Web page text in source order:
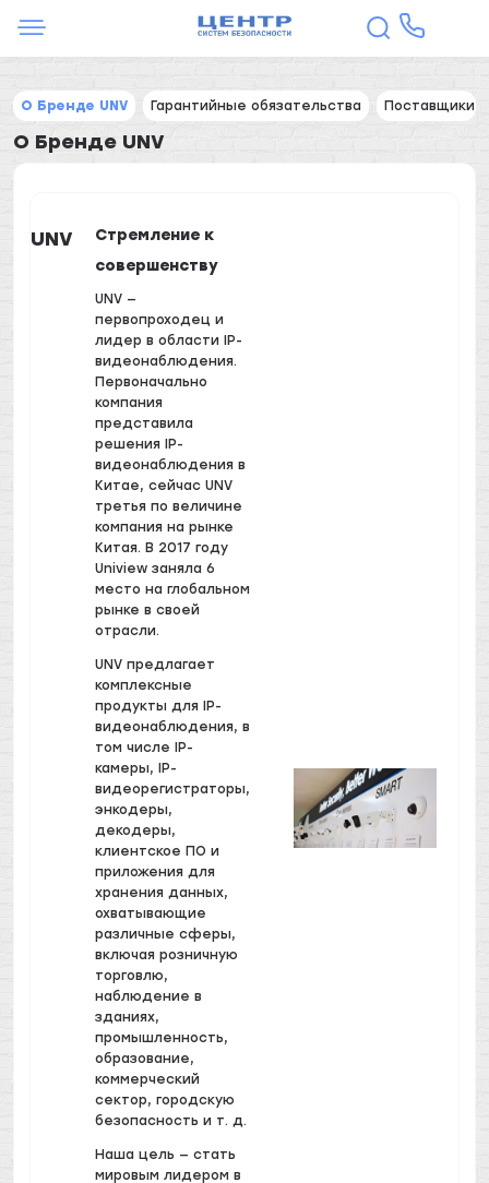
О Бренде UNV Гарантийные обязательства Поставщики
О Бренде UNV
UNV
Стремление к
совершенству
UNV —
первопроходец и
лидер в области IP-
видеонаблюдения.
Первоначально
компания
представила
решения IP-
видеонаблюдения в
Китае, сейчас UNV
третья по величине
компания на рынке
Китая. В 2017 году
Uniview заняла 6
место на глобальном
рынке в своей
отрасли.
UNV предлагает
комплексные
продукты для IP-
видеонаблюдения, в
том числе IP-
камеры, IP-
видеорегистраторы,
энкодеры,
декодеры,
клиентское ПО и
приложения для
хранения данных,
охватывающие
различные сферы,
включая розничную
торговлю,
наблюдение в
зданиях,
промышленность,
образование,
коммерческий
сектор, городскую
безопасность и т. д.
Наша цель — стать
мировым лидером в